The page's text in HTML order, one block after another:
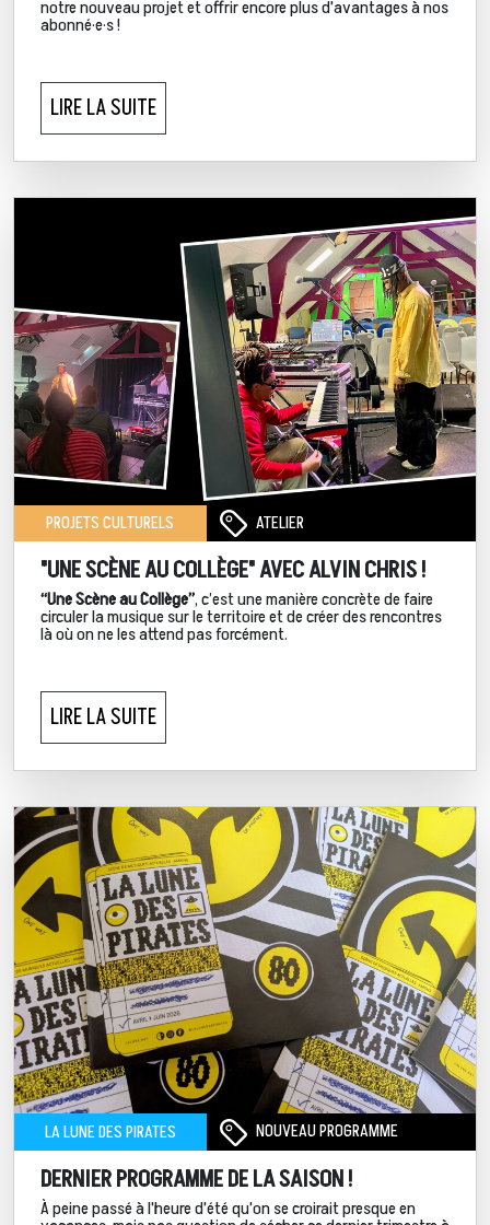
notre nouveau projet et offrir encore plus d'avantages à nos
abonné·e·s !
LIRE LA SUITE
PROJETS CULTURELS ATELIER
"UNE SCÈNE AU COLLÈGE" AVEC ALVIN CHRIS !
“Une Scène au Collège”, c’est une manière concrète de faire
circuler la musique sur le territoire et de créer des rencontres
là où on ne les attend pas forcément.
LIRE LA SUITE
LA LUNE DES PIRATES NOUVEAU PROGRAMME
DERNIER PROGRAMME DE LA SAISON !
À peine passé à l'heure d'été qu'on se croirait presque en